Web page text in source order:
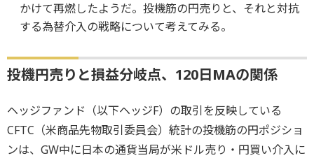
かけて再燃したようだ。投機筋の円売りと、それと対抗
する為替介入の戦略について考えてみる。
投機円売りと損益分岐点、120日MAの関係
ヘッジファンド（以下ヘッジF）の取引を反映している
CFTC（米商品先物取引委員会）統計の投機筋の円ポジショ
ンは、GW中に日本の通貨当局が米ドル売り・円買い介入に